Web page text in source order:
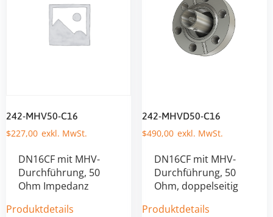
242-MHV50-C16
$227,00
DN16CF mit MHV-
Durchführung, 50
Ohm Impedanz
Produktdetails
242-MHVD50-C16
$490,00
DN16CF mit MHV-
Durchführung, 50
Ohm, doppelseitig
Produktdetails